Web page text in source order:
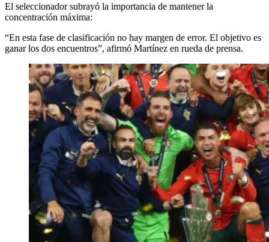
El seleccionador subrayó la importancia de mantener la
concentración máxima:
“En esta fase de clasificación no hay margen de error. El objetivo es
ganar los dos encuentros”, afirmó Martínez en rueda de prensa.